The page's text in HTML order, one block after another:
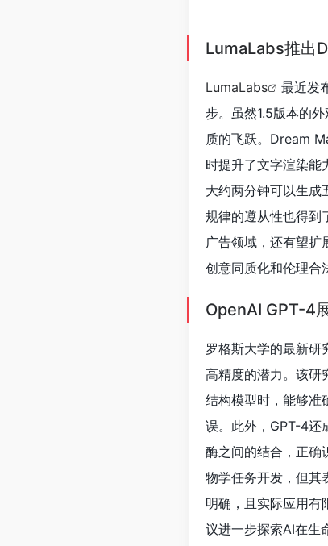
高精度的潜力。该
结构模型时，能够准
误。此外，GPT-4还
酶之间的结合，正确
物学任务开发，但其
明确，且实际应用有
议进一步探索AI在生